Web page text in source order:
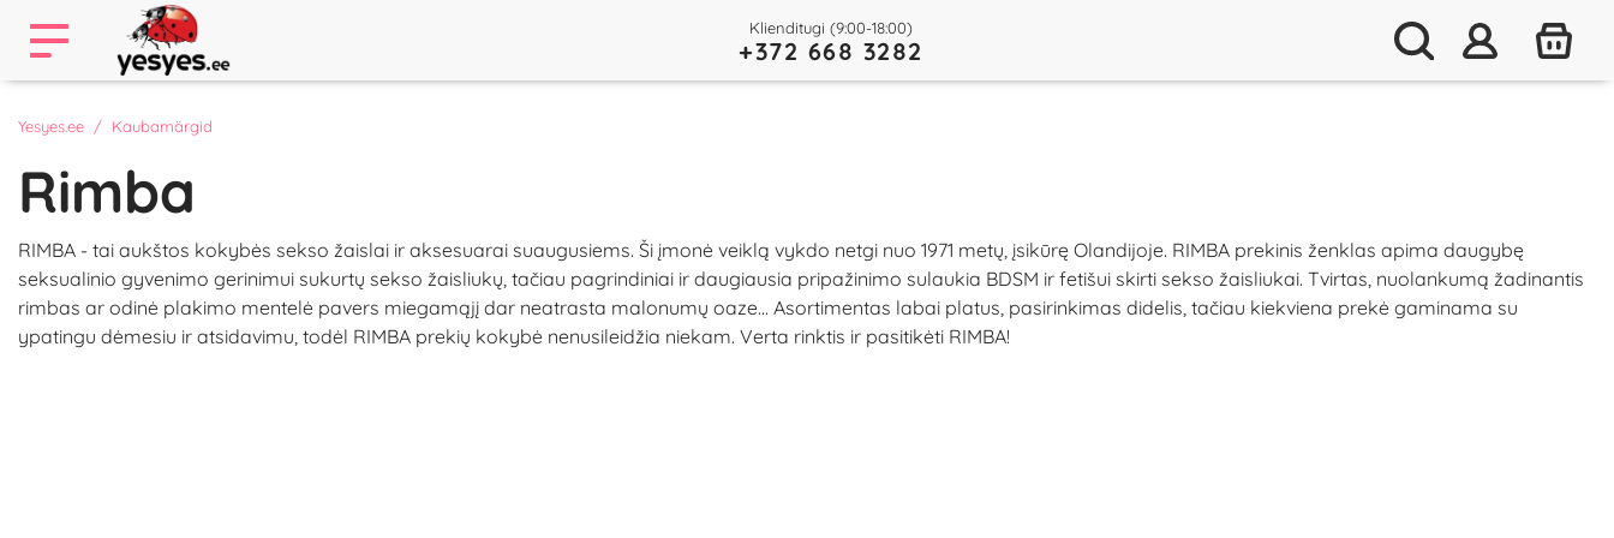
Klienditugi (9:00-18:00)
+372 668 3282
Yesyes.ee Kaubamärgid
Rimba
RIMBA - tai aukštos kokybės sekso žaislai ir aksesuarai suaugusiems. Ši įmonė veiklą vykdo netgi nuo 1971 metų, įsikūrę Olandijoje. RIMBA prekinis ženklas apima daugybę
seksualinio gyvenimo gerinimui sukurtų sekso žaisliukų, tačiau pagrindiniai ir daugiausia pripažinimo sulaukia BDSM ir fetišui skirti sekso žaisliukai. Tvirtas, nuolankumą žadinantis
rimbas ar odinė plakimo mentelė pavers miegamąjį dar neatrasta malonumų oaze... Asortimentas labai platus, pasirinkimas didelis, tačiau kiekviena prekė gaminama su
ypatingu dėmesiu ir atsidavimu, todėl RIMBA prekių kokybė nenusileidžia niekam. Verta rinktis ir pasitikėti RIMBA!